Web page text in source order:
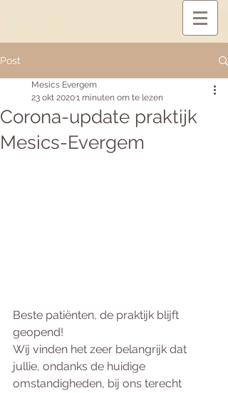
Post
Corona-update praktijk
Mesics-Evergem
Mesics Evergem
23 okt 20201 minuten om te lezen
Beste patiënten, de praktijk blijft
geopend!
Wij vinden het zeer belangrijk dat
jullie, ondanks de huidige
omstandigheden, bij ons terecht